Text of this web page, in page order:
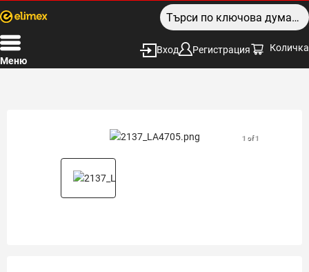
Меню
Вход Регистрация Количка
1 of 1